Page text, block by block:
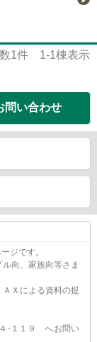
1件 1-1棟表示
問い合わせ
ジです。
向、家族向等さま
Ｘによる資料の提
-１１９ へお問い